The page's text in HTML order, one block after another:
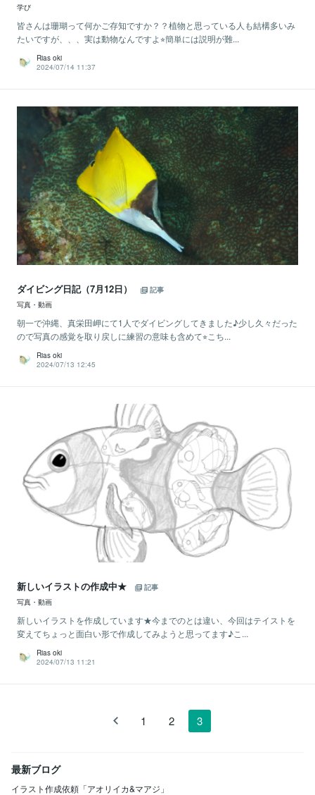
学び
皆さんは珊瑚って何かご存知ですか？？植物と思っている人も結構多いみ
たいですが、、、実は動物なんですよ⭐︎簡単には説明が難...
Rias oki
2024/07/14 11:37
ダイビング日記（7月12日）
記事
写真・動画
朝一で沖縄、真栄田岬にて1人でダイビングしてきました♪少し久々だった
ので写真の感覚を取り戻しに練習の意味も含めて⭐︎こち...
Rias oki
2024/07/13 12:45
新しいイラストの作成中★
記事
写真・動画
新しいイラストを作成しています★今までのとは違い、今回はテイストを
変えてちょっと面白い形で作成してみようと思ってます♪こ...
Rias oki
2024/07/13 11:21
1 2 3
最新ブログ
イラスト作成依頼「アオリイカ&マアジ」